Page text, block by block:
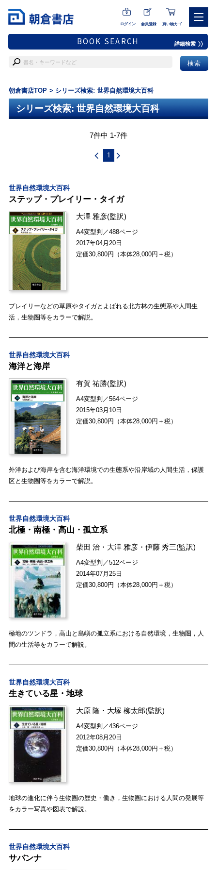
ログイン 会員登録 買い物カゴ
BOOK SEARCH 詳細検索
朝倉書店TOP シリーズ検索: 世界自然環境大百科
シリーズ検索: 世界自然環境大百科
7件中 1-7件
1
世界自然環境大百科
ステップ・プレイリー・タイガ
大澤 雅彦(監訳)
A4変型判／488ページ
2017年04月20日
定価30,800円（本体28,000円＋税）
プレイリーなどの草原やタイガとよばれる北方林の生態系や人間生
活，生物圏等をカラーで解説。
世界自然環境大百科
海洋と海岸
有賀 祐勝(監訳)
A4変型判／564ページ
2015年03月10日
定価30,800円（本体28,000円＋税）
外洋および海岸を含む海洋環境での生態系や沿岸域の人間生活，保護
区と生物圏等をカラーで解説。
世界自然環境大百科
北極・南極・高山・孤立系
柴田 治 ・ 大澤 雅彦 ・伊藤 秀三(監訳)
A4変型判／512ページ
2014年07月25日
定価30,800円（本体28,000円＋税）
極地のツンドラ，高山と島嶼の孤立系における自然環境，生物圏，人
間の生活等をカラーで解説。
世界自然環境大百科
生きている星・地球
大原 隆 ・ 大塚 柳太郎(監訳)
A4変型判／436ページ
2012年08月20日
定価30,800円（本体28,000円＋税）
地球の進化に伴う生物圏の歴史・働き，生物圏における人間の発展等
をカラー写真や図表で解説。
世界自然環境大百科
サバンナ